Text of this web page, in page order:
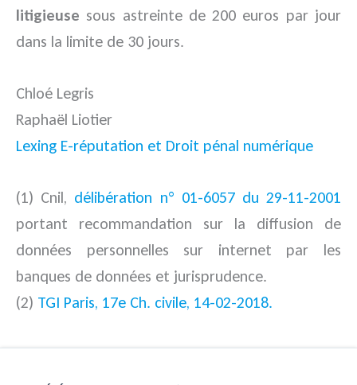
litigieuse sous astreinte de 200 euros par jour
dans la limite de 30 jours.
Chloé Legris
Raphaël Liotier
Lexing E-réputation et Droit pénal numérique
(1) Cnil, délibération n° 01-6057 du 29-11-2001
portant recommandation sur la diffusion de
données personnelles sur internet par les
banques de données et jurisprudence.
(2) TGI Paris, 17e Ch. civile, 14-02-2018.